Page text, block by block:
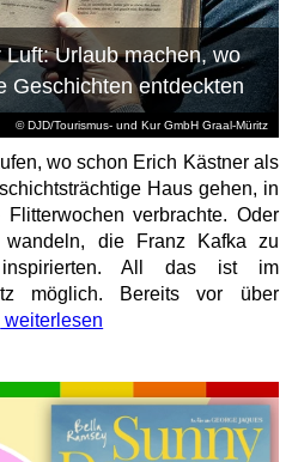
© DJD/Tourismus- und Kur GmbH Graal-Müritz
Urlaub machen, wo
Geschichten entdeckten
wo schon Erich Kästner als
Haus gehen, in
verbrachte. Oder
wandeln, die Franz Kafka zu
inspirierten. All das ist im
möglich. Bereits vor über
weiterlesen